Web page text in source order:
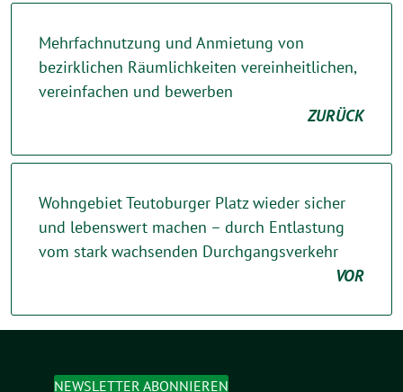
Mehrfachnutzung und Anmietung von
bezirklichen Räumlichkeiten vereinheitlichen,
vereinfachen und bewerben
ZURÜCK
Wohngebiet Teutoburger Platz wieder sicher
und lebenswert machen – durch Entlastung
vom stark wachsenden Durchgangsverkehr
VOR
NEWSLETTER ABONNIEREN